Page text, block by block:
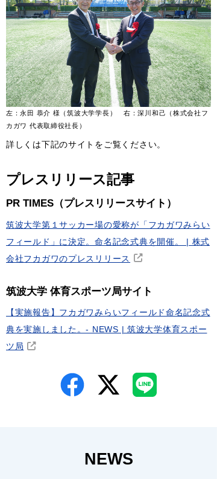
左：永田 恭介 様（筑波大学学長） 右：深川和己（株式会社フ
カガワ 代表取締役社長）
詳しくは下記のサイトをご覧ください。
プレスリリース記事
PR TIMES（プレスリリースサイト）
筑波大学第１サッカー場の愛称が「フカガワみらい
フィールド」に決定。命名記念式典を開催。 | 株式
会社フカガワのプレスリリース
筑波大学 体育スポーツ局サイト
【実施報告】フカガワみらいフィールド命名記念式
典を実施しました。- NEWS | 筑波大学体育スポー
ツ局
NEWS